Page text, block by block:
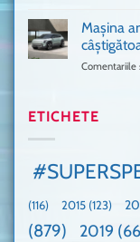
Mașina
Comentariile
ETICHETE
(116) 2015 (123)
(879)
2019